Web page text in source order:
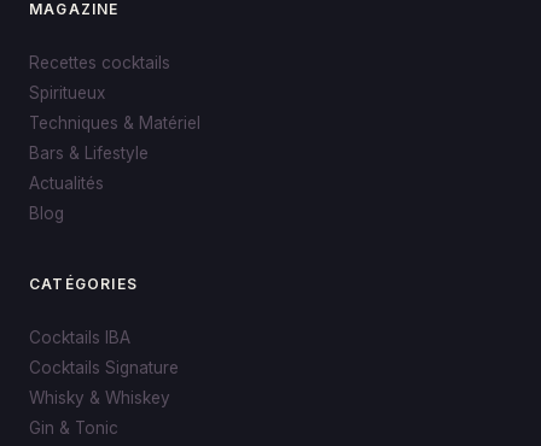
MAGAZINE
Recettes cocktails
Spiritueux
Techniques & Matériel
Bars & Lifestyle
Actualités
Blog
CATÉGORIES
Cocktails IBA
Cocktails Signature
Whisky & Whiskey
Gin & Tonic